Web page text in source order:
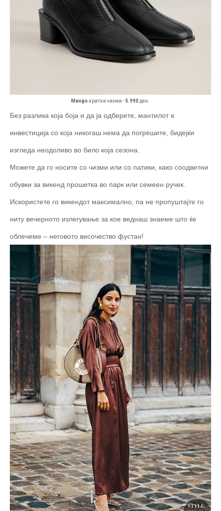
Mango кратки чизми -5.990 ден.
Без разлика која боја и да ја одберете, мантилот е
инвестиција со која никогаш нема да погрешите, бидејќи
изгледа неодоливо во било која сезона.
Можете да го носите со чизми или со патики, како соодветни
обувки за викенд прошетка во парк или семеен ручек.
Искористете го викендот максимално, па не пропуштајте го
ниту вечерното излегување за кое веднаш знаеме што ќе
облечеме – неговото височество фустан!